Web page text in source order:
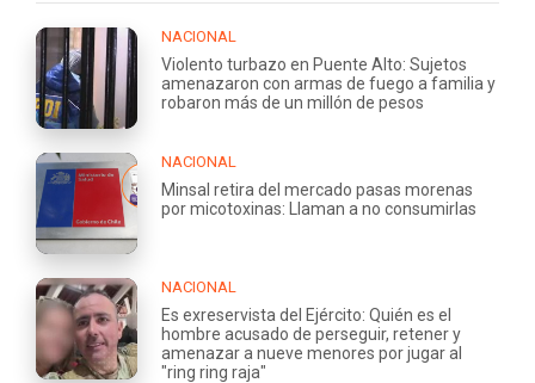
NACIONAL
Violento turbazo en Puente Alto: Sujetos
amenazaron con armas de fuego a familia y
robaron más de un millón de pesos
NACIONAL
Minsal retira del mercado pasas morenas
por micotoxinas: Llaman a no consumirlas
NACIONAL
Es exreservista del Ejército: Quién es el
hombre acusado de perseguir, retener y
amenazar a nueve menores por jugar al
"ring ring raja"